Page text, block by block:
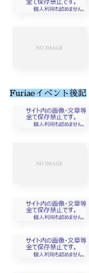
Furiaeイベント後記